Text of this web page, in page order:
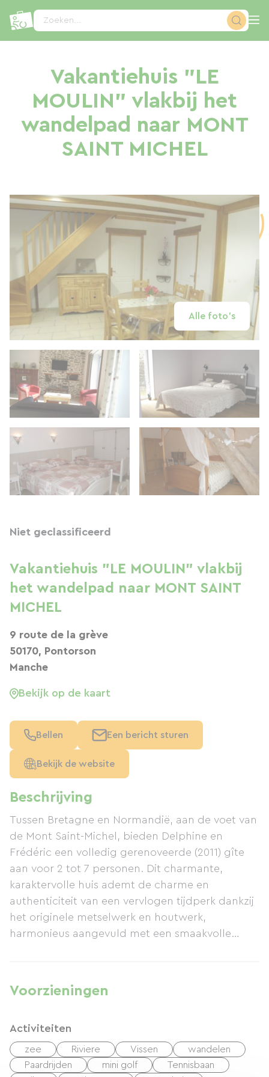
Zoeken...
Vakantiehuis "LE
MOULIN" vlakbij het
wandelpad naar MONT
SAINT MICHEL
Alle foto's
Beschrijving
Tussen Bretagne en Normandië, aan de voet van
de Mont Saint-Michel, bieden Delphine en
Frédéric een volledig gerenoveerde (2011) gîte
aan voor 2 tot 7 personen. Dit charmante,
karaktervolle huis ademt de charme en
authenticiteit van een vervlogen tijdperk dankzij
het originele metselwerk en houtwerk,
harmonieus aangevuld met een smaakvolle
grond vindt u een wasruimte, een volledig
uitgeruste keuken die uitkomt op de
(bed van 160x200 cm) die toegankelijk is voor
mensen met een beperking, en een badkamer
met toilet, eveneens toegankelijk voor mensen
Voorzieningen
Activiteiten
zee Riviere Vissen
wandelen
Paardrijden
mini golf
Tennisbaan
Niet geclassificeerd
Vakantiehuis "LE MOULIN" vlakbij
het wandelpad naar MONT SAINT
MICHEL
9 route de la grève
50170, Pontorson
Manche
Bekijk op de kaart
Bellen Een bericht sturen
Bekijk de website
Cookies beheer paneel